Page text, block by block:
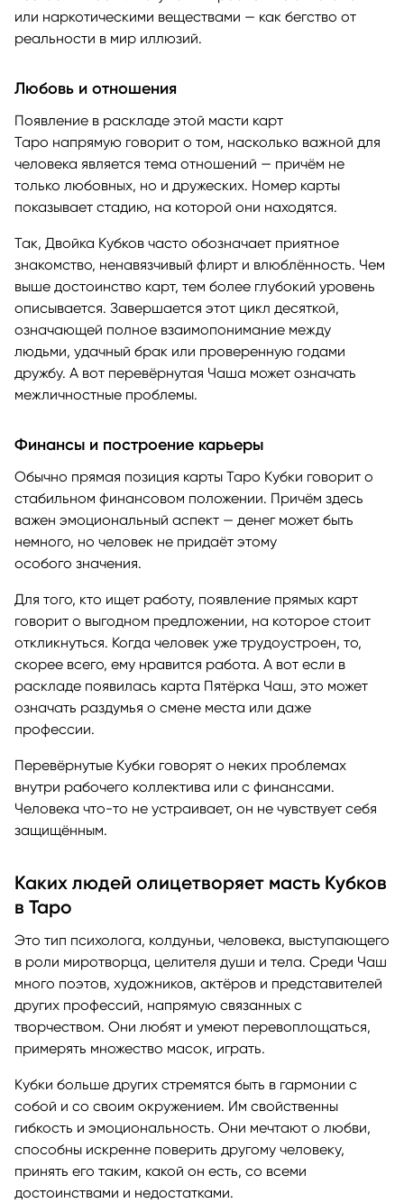
или наркотическими веществами — как бегство от
реальности в мир иллюзий.
Любовь и отношения
Появление в раскладе этой масти карт
Таро напрямую говорит о том, насколько важной для
человека является тема отношений — причём не
только любовных, но и дружеских. Номер карты
показывает стадию, на которой они находятся.
Так, Двойка Кубков часто обозначает приятное
знакомство, ненавязчивый флирт и влюблённость. Чем
выше достоинство карт, тем более глубокий уровень
описывается. Завершается этот цикл десяткой,
означающей полное взаимопонимание между
людьми, удачный брак или проверенную годами
дружбу. А вот перевёрнутая Чаша может означать
межличностные проблемы.
Финансы и построение карьеры
Обычно прямая позиция карты Таро Кубки говорит о
стабильном финансовом положении. Причём здесь
важен эмоциональный аспект — денег может быть
немного, но человек не придаёт этому
особого значения.
Для того, кто ищет работу, появление прямых карт
говорит о выгодном предложении, на которое стоит
откликнуться. Когда человек уже трудоустроен, то,
скорее всего, ему нравится работа. А вот если в
раскладе появилась карта Пятёрка Чаш, это может
означать раздумья о смене места или даже
профессии.
Перевёрнутые Кубки говорят о неких проблемах
внутри рабочего коллектива или с финансами.
Человека что-то не устраивает, он не чувствует себя
защищённым.
Каких людей олицетворяет масть Кубков
в Таро
Это тип психолога, колдуньи, человека, выступающего
в роли миротворца, целителя души и тела. Среди Чаш
много поэтов, художников, актёров и представителей
других профессий, напрямую связанных с
творчеством. Они любят и умеют перевоплощаться,
примерять множество масок, играть.
Кубки больше других стремятся быть в гармонии с
собой и со своим окружением. Им свойственны
гибкость и эмоциональность. Они мечтают о любви,
способны искренне поверить другому человеку,
принять его таким, какой он есть, со всеми
достоинствами и недостатками.